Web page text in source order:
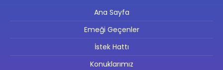
Ana Sayfa
Emeği Geçenler
İstek Hattı
Konuklarımız